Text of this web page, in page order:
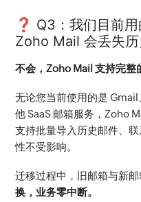
❓ Q3：我们目前
Zoho Mail 会丢失历
不会，Zoho Mail 支持完整
无论您当前使用的是
他 SaaS 邮箱服务，Zoho
支持批量导入历史邮件、
性不受影响。
迁移过程中，旧邮箱与新邮
换，业务零中断。